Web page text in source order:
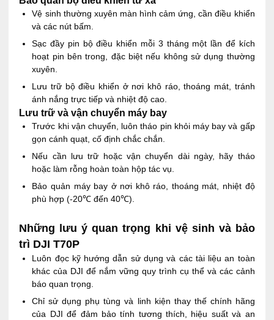
Vệ sinh thường xuyên màn hình cảm ứng, cần điều khiển
và các nút bấm.
Sạc đầy pin bộ điều khiển mỗi 3 tháng một lần để kích
hoạt pin bên trong, đặc biệt nếu không sử dụng thường
xuyên.
Lưu trữ bộ điều khiển ở nơi khô ráo, thoáng mát, tránh
ánh nắng trực tiếp và nhiệt độ cao.
Lưu trữ và vận chuyển máy bay
Trước khi vận chuyển, luôn tháo pin khỏi máy bay và gấp
gọn cánh quạt, cố định chắc chắn.
Nếu cần lưu trữ hoặc vận chuyển dài ngày, hãy tháo
hoặc làm rỗng hoàn toàn hộp tác vụ.
Bảo quản máy bay ở nơi khô ráo, thoáng mát, nhiệt độ
phù hợp (-20℃ đến 40℃).
Những lưu ý quan trọng khi vệ sinh và bảo
trì DJI T70P
Luôn đọc kỹ hướng dẫn sử dụng và các tài liệu an toàn
khác của DJI để nắm vững quy trình cụ thể và các cảnh
báo quan trọng.
Chỉ sử dụng phụ tùng và linh kiện thay thế chính hãng
của DJI để đảm bảo tính tương thích, hiệu suất và an